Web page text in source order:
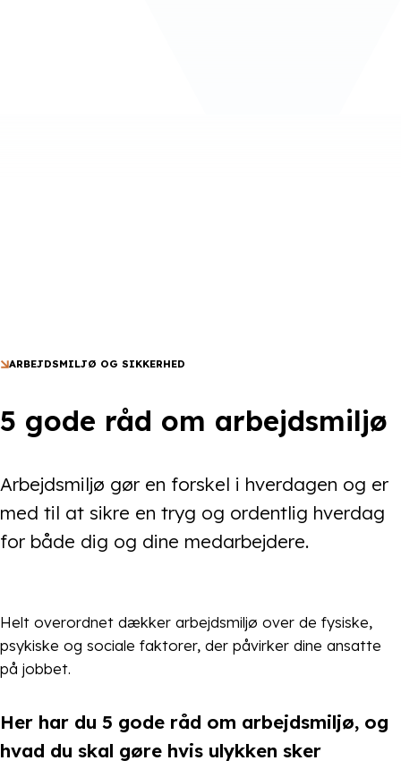
ARBEJDSMILJØ OG SIKKERHED
5 gode råd om arbejdsmiljø
Arbejdsmiljø gør en forskel i hverdagen og er
med til at sikre en tryg og ordentlig hverdag
for både dig og dine medarbejdere.
Helt overordnet dækker arbejdsmiljø over de fysiske,
psykiske og sociale faktorer, der påvirker dine ansatte
på jobbet.
Her har du 5 gode råd om arbejdsmiljø, og
hvad du skal gøre hvis ulykken sker